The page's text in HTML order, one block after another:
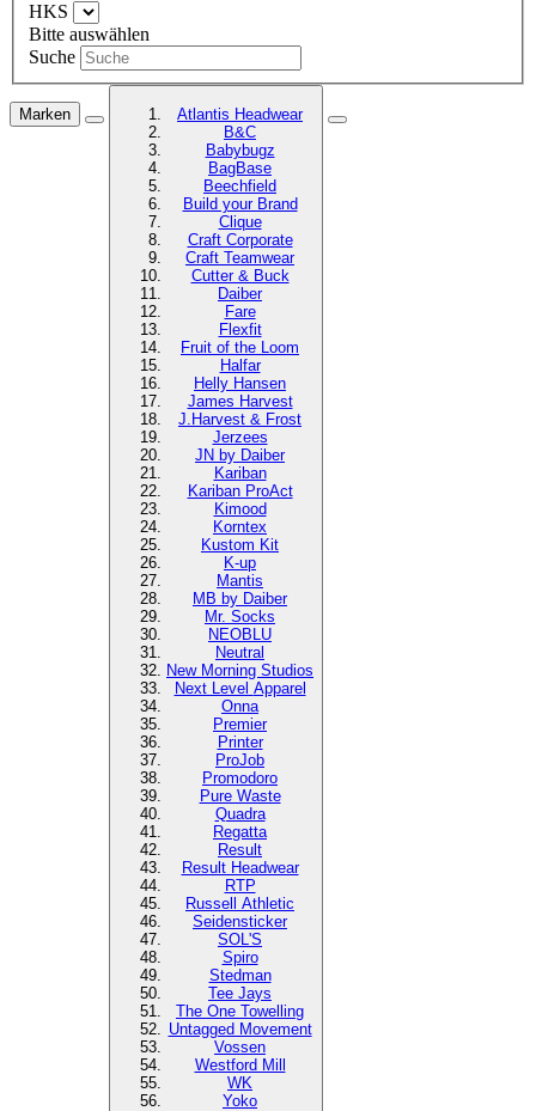
HKS
Bitte auswählen
Suche
Marken
Atlantis Headwear
B&C
Babybugz
BagBase
Beechfield
Build your Brand
Clique
Craft Corporate
Craft Teamwear
Cutter & Buck
Daiber
Fare
Flexfit
Fruit of the Loom
Halfar
Helly Hansen
James Harvest
J.Harvest & Frost
Jerzees
JN by Daiber
Kariban
Kariban ProAct
Kimood
Korntex
Kustom Kit
K-up
Mantis
MB by Daiber
Mr. Socks
NEOBLU
Neutral
New Morning Studios
Next Level Apparel
Onna
Premier
Printer
ProJob
Promodoro
Pure Waste
Quadra
Regatta
Result
Result Headwear
RTP
Russell Athletic
Seidensticker
SOL'S
Spiro
Stedman
Tee Jays
The One Towelling
Untagged Movement
Vossen
Westford Mill
WK
Yoko